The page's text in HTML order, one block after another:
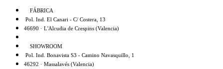
FÁBRICA
Pol. Ind. El Canari - C/ Costera, 13
46690 · L'Alcudia de Crespins (Valencia)
SHOWROOM
Pol. Ind. Bonavista S3 - Camino Navasquillo, 1
46292 · Massalavés (Valencia)